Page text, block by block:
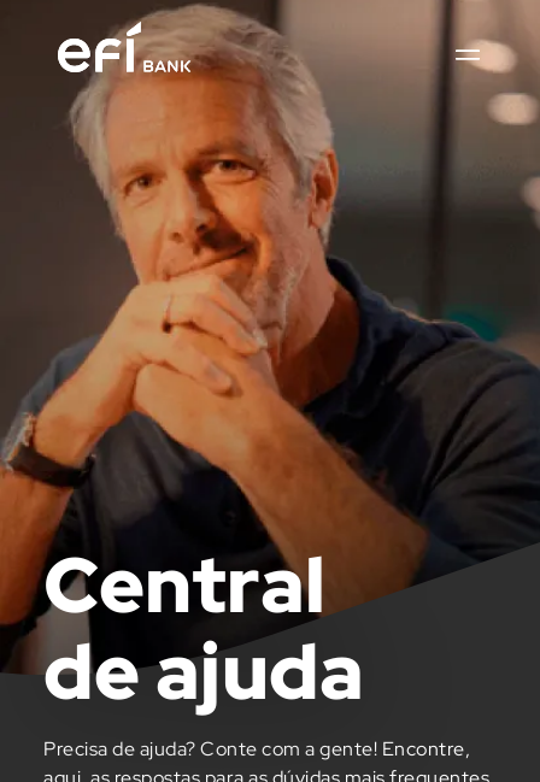
Central
de ajuda
Precisa de ajuda? Conte com a gente! Encontre,